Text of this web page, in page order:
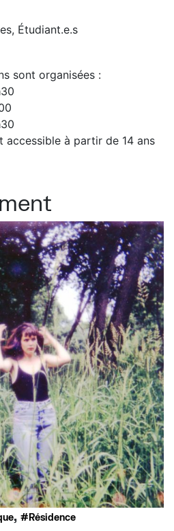
Étudiant.e.s
sont organisées :
accessible à partir de 14 ans
, Résidence